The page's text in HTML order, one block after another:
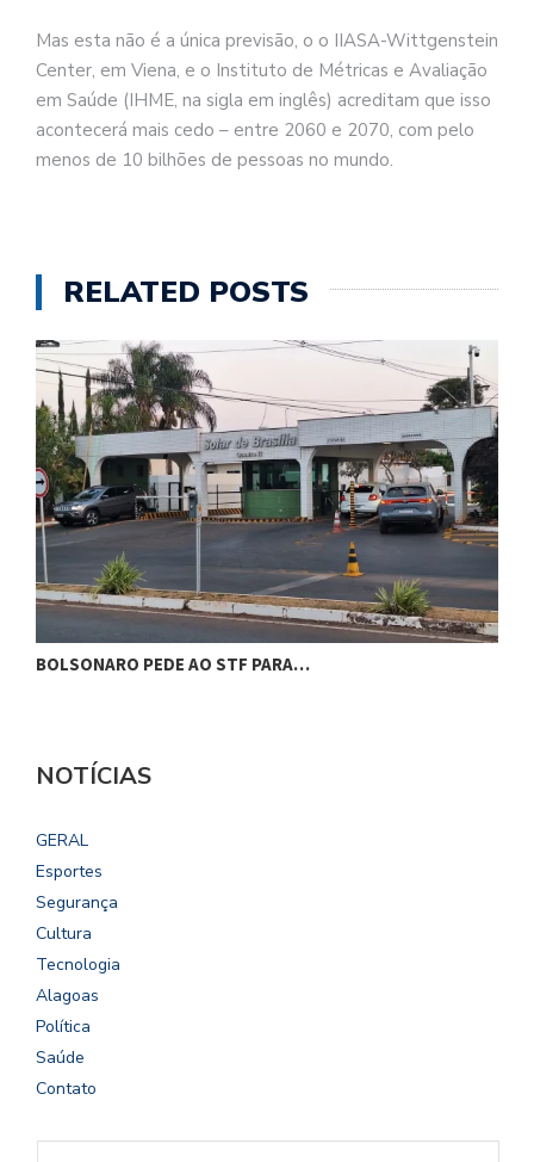
Mas esta não é a única previsão, o o IIASA-Wittgenstein
Center, em Viena, e o Instituto de Métricas e Avaliação
em Saúde (IHME, na sigla em inglês) acreditam que isso
acontecerá mais cedo – entre 2060 e 2070, com pelo
menos de 10 bilhões de pessoas no mundo.
RELATED POSTS
BOLSONARO PEDE AO STF PARA…
NOTÍCIAS
GERAL
Esportes
Segurança
Cultura
Tecnologia
Alagoas
Política
Saúde
Contato